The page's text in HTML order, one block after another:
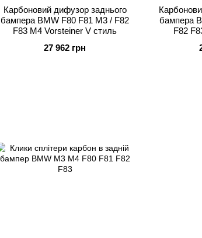
Карбоновий дифузор заднього
бампера BMW F80 F81 M3 / F82
F83 M4 Vorsteiner V стиль
27 962 грн
бампера
F82